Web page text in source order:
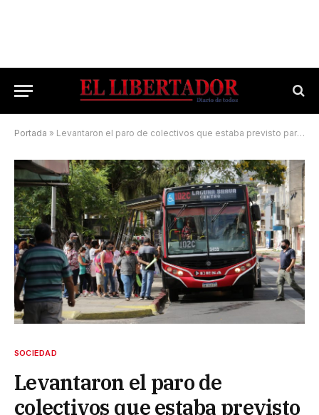
Portada » Levantaron el paro de colectivos que estaba previsto para mañana en Corrientes
SOCIEDAD
Levantaron el paro de
colectivos que estaba previsto